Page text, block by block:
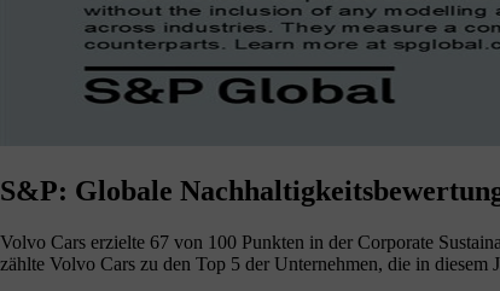
S&P: Globale
Volvo Cars erzielte 67 von 100 Punkten in der Corporate
zählte Volvo Cars zu den Top 5 der Unternehmen, die in